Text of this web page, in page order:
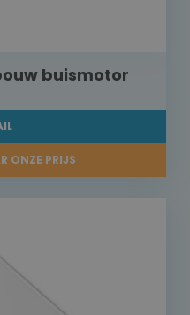
buismotor
ONZE PRIJS